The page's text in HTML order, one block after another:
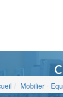
Mobilier -